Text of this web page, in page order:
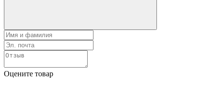
Оцените товар